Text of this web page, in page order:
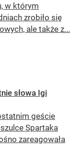
w którym
zrobiło się
ale także z...
słowa Igi
geście
Spartaka
zareagowała